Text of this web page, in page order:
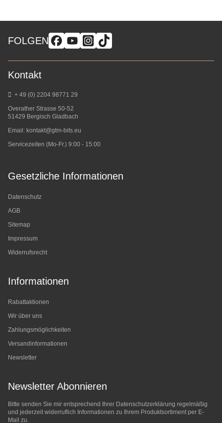
FOLGEN
Kontakt
+ 49 (0) 2204 98771 29
Overather Strasse 50-52
51429 Bergisch Gladbach
Email: kontakt@gtm-bits.eu
Servicezeiten (Mo-Fr.) 9:00 - 15:00
Gesetzliche Informationen
Datenschutz
AGB
Sitemap
Impressum
Widerrufsrecht
Informationen
Rabattaktionen
Wir über uns
Zahlungsmöglichkeiten
Versandinformationen
Newsletter
Newsletter Abonnieren
Bitte senden Sie mir entsprechend Ihrer Datenschutzerklärung regelmäßig
und jederzeit widerruflich Informationen zu Ihrem Produktsortiment per E-
Mail zu.